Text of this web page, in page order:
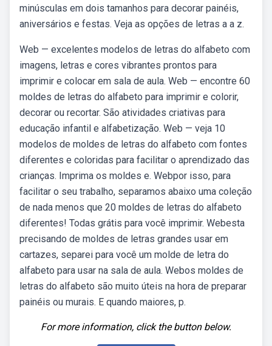
minúsculas em dois tamanhos para decorar painéis,
aniversários e festas. Veja as opções de letras a a z.
Web — excelentes modelos de letras do alfabeto com
imagens, letras e cores vibrantes prontos para
imprimir e colocar em sala de aula. Web — encontre 60
moldes de letras do alfabeto para imprimir e colorir,
decorar ou recortar. São atividades criativas para
educação infantil e alfabetização. Web — veja 10
modelos de moldes de letras do alfabeto com fontes
diferentes e coloridas para facilitar o aprendizado das
crianças. Imprima os moldes e. Webpor isso, para
facilitar o seu trabalho, separamos abaixo uma coleção
de nada menos que 20 moldes de letras do alfabeto
diferentes! Todas grátis para você imprimir. Webesta
precisando de moldes de letras grandes usar em
cartazes, separei para você um molde de letra do
alfabeto para usar na sala de aula. Webos moldes de
letras do alfabeto são muito úteis na hora de preparar
painéis ou murais. E quando maiores, p.
For more information, click the button below.